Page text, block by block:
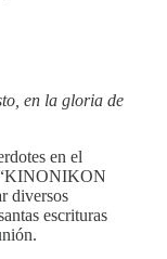
en la gloria de
en el
“KINONIKON
diversos
escrituras